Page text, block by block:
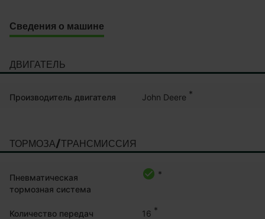
Сведения о машине
ДВИГАТЕЛЬ
Производитель двигателя John Deere *
ТОРМОЗА/ТРАНСМИССИЯ
Пневматическая
тормозная система
*
Количество передач
16 *